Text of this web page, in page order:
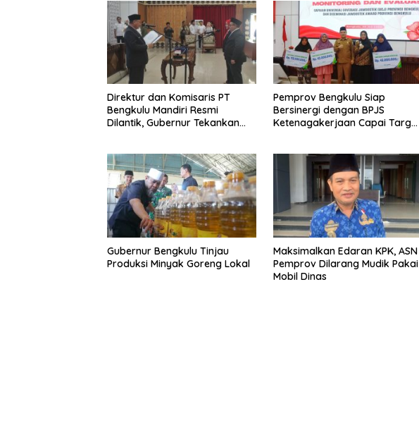
Direktur dan Komisaris PT
Bengkulu Mandiri Resmi
Dilantik, Gubernur Tekankan
Pemprov Bengkulu Siap
Bersinergi dengan BPJS
Ketenagakerjaan Capai Target
Gubernur Bengkulu Tinjau
Produksi Minyak Goreng Lokal
Maksimalkan Edaran KPK, ASN
Pemprov Dilarang Mudik Pakai
Mobil Dinas